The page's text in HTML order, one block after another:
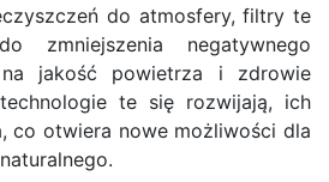
do atmosfery, filtry te
zmniejszenia negatywnego
na jakość powietrza i zdrowie
te się rozwijają, ich
co otwiera nowe możliwości dla